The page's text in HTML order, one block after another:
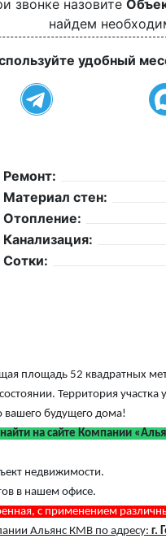
звонке назовите
найдем
удобный
Ремонт:
Материал стен:
Отопление:
Канализация:
Сотки:
площадь 52 квадратных
Территория
вашего будущего дома!
на сайте Компании
недвижимости.
в нашем офисе.
с применением
Альянс КМВ по адресу: г.